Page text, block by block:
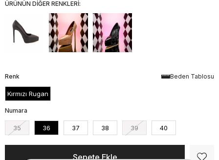
ÜRÜNÜN DİĞER RENKLERİ:
Beden Tablosu
Renk
Kırmızı Rugan
Numara
35 36 37 38 39 40